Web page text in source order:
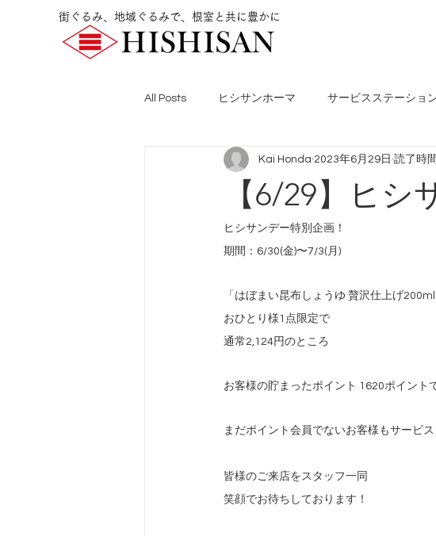
街ぐるみ、地域ぐるみで、根室と共に豊かに
All Posts ヒシサンホーマ サービスステーショ
【6/29】ヒ
Kai Honda 2023年6月29日 読了時
ヒシサンデー特別企画！
期間：6/30(金)〜7/3(月)
「はぼまい昆布しょうゆ 贅沢仕上げ
おひとり様1点限定で
通常2,124円のところ
お客様の貯まったポイント 1620ポイント
まだポイント会員でないお客様もサービ
皆様のご来店をスタッフ一同
笑顔でお待ちしております！